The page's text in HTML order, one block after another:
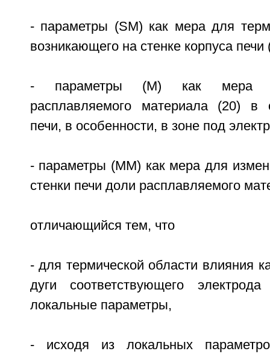
- параметры (SM) как мера для
возникающего на стенке корпуса печи
- параметры (М) как мера
расплавляемого материала (20) в
печи, в особенности, в зоне под
- параметры (ММ) как мера для
стенки печи доли расплавляемого
отличающийся тем, что
- для термической области влияния
дуги соответствующего
локальные параметры,
- исходя из локальных